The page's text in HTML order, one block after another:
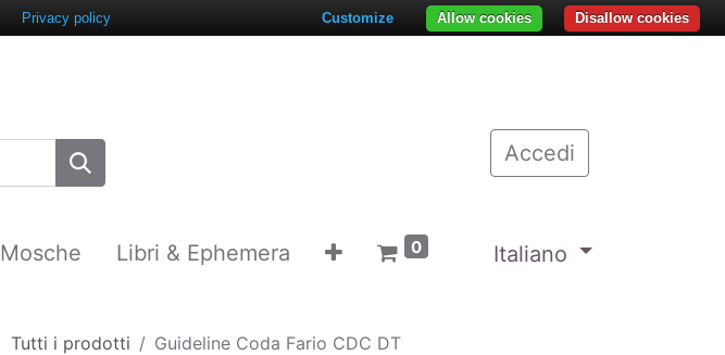
Accedi
Mosche Libri & Ephemera 0 Italiano
Tutti i prodotti Guideline Coda Fario CDC DT
Privacy policy Disallow cookies
Allow cookies
Customize